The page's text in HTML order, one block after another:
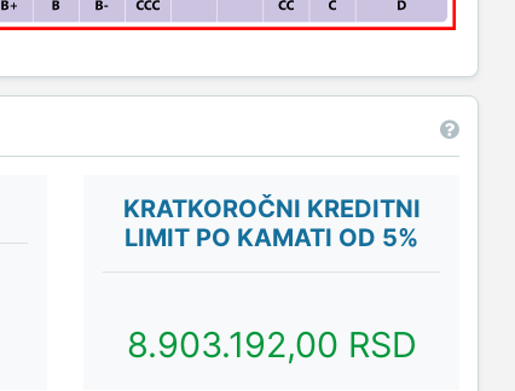
KRATKOROČNI KREDITNI
LIMIT PO KAMATI OD 5%
8.903.192,00 RSD